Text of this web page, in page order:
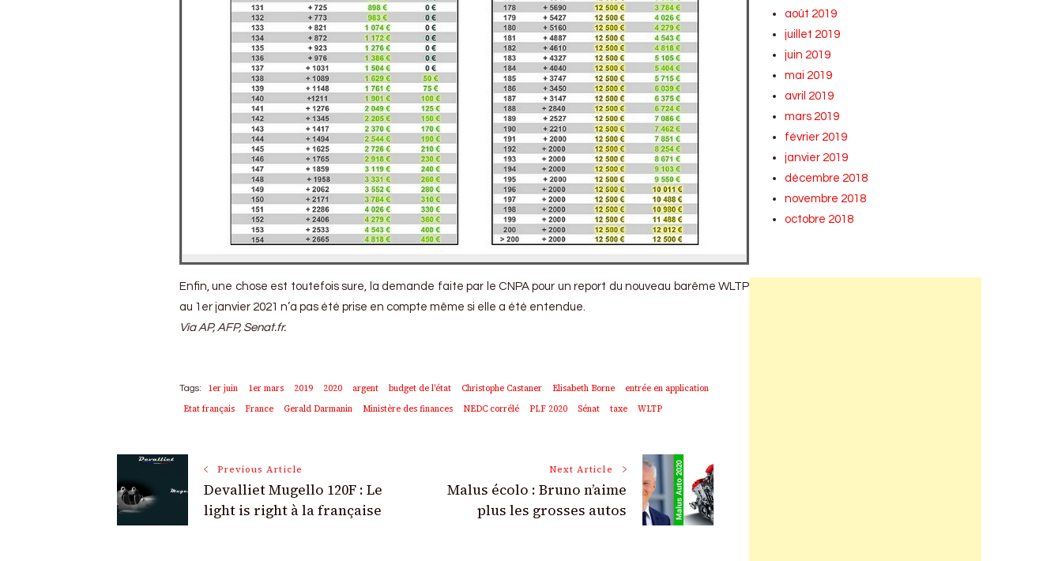
Enfin, une chose est toutefois sure, la demande faite par le CNPA pour un report du nouveau barême WLTP
au 1er janvier 2021 n’a pas été prise en compte même si elle a été entendue.
Via AP, AFP, Senat.fr.
Tags: 1er juin 1er mars 2019 2020 argent budget de l'état Christophe Castaner Elisabeth Borne
entrée en application
Etat français
France Gerald Darmanin Ministère des finances NEDC corrélé PLF 2020 Sénat taxe WLTP
Post
Navigation
Previous Article
Devalliet Mugello 120F : Le
light is right à la française
Next Article
Malus écolo : Bruno n’aime
plus les grosses autos
août 2019
juillet 2019
juin 2019
mai 2019
avril 2019
mars 2019
février 2019
janvier 2019
décembre 2018
novembre 2018
octobre 2018